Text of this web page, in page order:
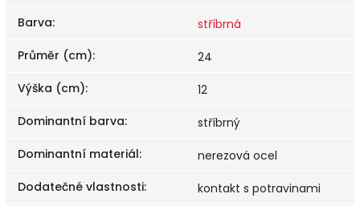
Barva:
stříbrná
Průměr (cm):
24
Výška (cm):
12
Dominantní barva:
stříbrný
Dominantní materiál:
nerezová ocel
Dodatečné vlastnosti: kontakt s potravinami